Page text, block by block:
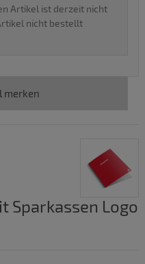
Artikel ist derzeit nicht
nicht bestellt
merken
Sparkassen Logo